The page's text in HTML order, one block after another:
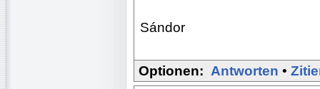
Sándor
Optionen: Antworten •